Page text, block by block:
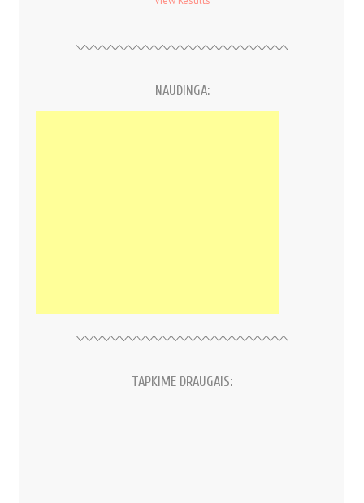
NAUDINGA:
TAPKIME DRAUGAIS: